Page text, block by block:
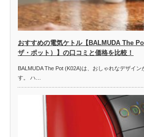
おすすめの電気ケトル【BALMUDA The
ザ・ポット）】の口コミと価格を比較！
BALMUDA The Pot (K02A)は、おしゃれなデザイ
す。 ハ…